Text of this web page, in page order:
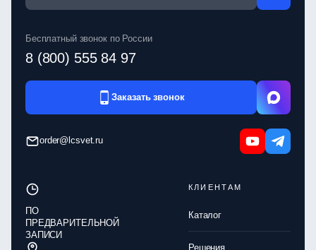
Бесплатный звонок по России
8 (800) 555 84 97
Заказать звонок
order@lcsvet.ru
КЛИЕНТАМ
Каталог
Решения
ПО
ПРЕДВАРИТЕЛЬНОЙ
ЗАПИСИ